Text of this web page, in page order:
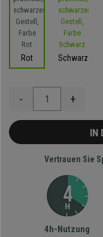
Rot Schwarz
- +
IN
Vertrauen Sie
4h-Nutzung